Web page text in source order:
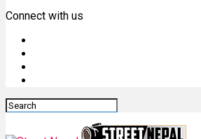
Connect with us